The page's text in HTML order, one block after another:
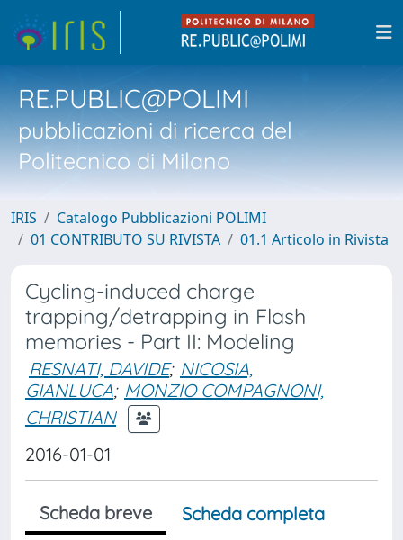
RE.PUBLIC@POLIMI
pubblicazioni di ricerca del
Politecnico di Milano
IRIS
Catalogo Pubblicazioni POLIMI
01 CONTRIBUTO SU RIVISTA
01.1 Articolo in Rivista
Cycling-induced charge
trapping/detrapping in Flash
memories - Part II: Modeling
RESNATI, DAVIDE; NICOSIA,
GIANLUCA; MONZIO COMPAGNONI,
CHRISTIAN
2016-01-01
Scheda breve
Scheda completa